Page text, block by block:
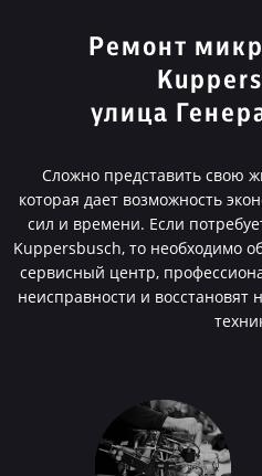
Ремонт
улица
Сложно представить свою
которая дает возможность
сил и времени. Если
Kuppersbusch, то необходимо
сервисный центр,
неисправности и